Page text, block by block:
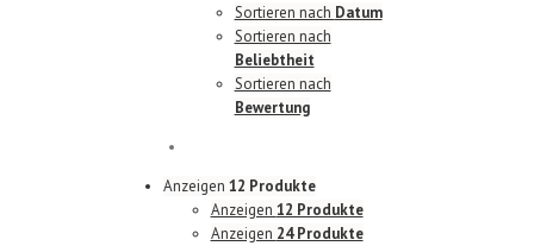
Sortieren nach Datum
Sortieren nach
Beliebtheit
Sortieren nach
Bewertung
Anzeigen 12 Produkte
Anzeigen 12 Produkte
Anzeigen 24 Produkte